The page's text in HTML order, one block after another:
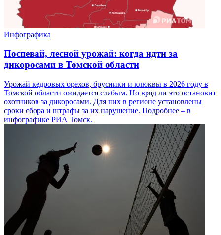
Инфографика
Поспевай, лесной урожай: когда идти за
дикоросами в Томской области
Урожай кедровых орехов, брусники и клюквы в 2026 году в
Томской области ожидается слабым. Но вряд ли это остановит
охотников за дикоросами. Для них в регионе установлены
сроки сбора и штрафы за их нарушение. Подробнее – в
инфографике РИА Томск.